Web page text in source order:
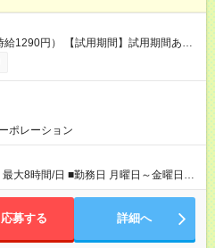
期間】試用期間あり
雇用形態、給与は本採用時と同じです。
ポレーション
大8時間/日 ■勤務日 月曜日～金曜日
】 ◆夏期休暇 ◆年末
応募する 詳細へ